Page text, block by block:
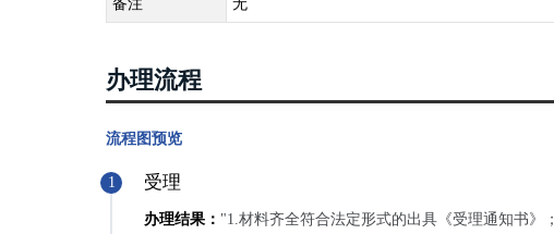
备注 无
办理流程
流程图预览
1 受理
办理结果： "1.材料齐全符合法定形式的出具《受理通知书》；